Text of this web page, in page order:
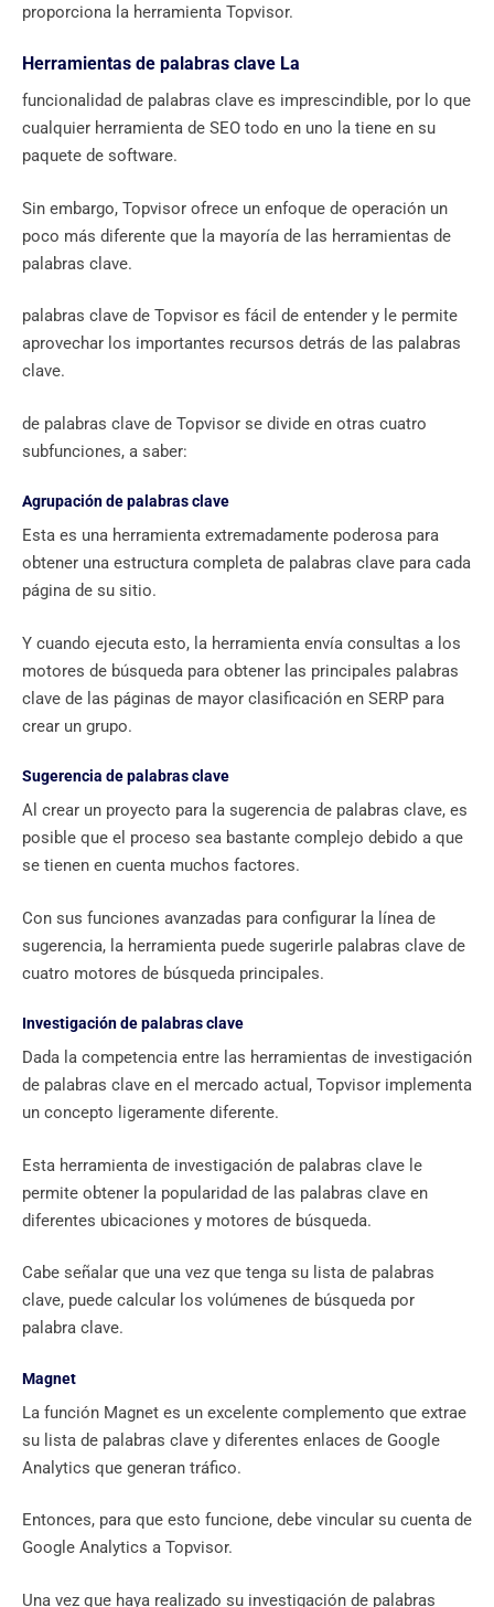
proporciona la herramienta Topvisor.
Herramientas de palabras clave La
funcionalidad de palabras clave es imprescindible, por lo que
cualquier herramienta de SEO todo en uno la tiene en su
paquete de software.
Sin embargo, Topvisor ofrece un enfoque de operación un
poco más diferente que la mayoría de las herramientas de
palabras clave.
palabras clave de Topvisor es fácil de entender y le permite
aprovechar los importantes recursos detrás de las palabras
clave.
de palabras clave de Topvisor se divide en otras cuatro
subfunciones, a saber:
Agrupación de palabras clave
Esta es una herramienta extremadamente poderosa para
obtener una estructura completa de palabras clave para cada
página de su sitio.
Y cuando ejecuta esto, la herramienta envía consultas a los
motores de búsqueda para obtener las principales palabras
clave de las páginas de mayor clasificación en SERP para
crear un grupo.
Sugerencia de palabras clave
Al crear un proyecto para la sugerencia de palabras clave, es
posible que el proceso sea bastante complejo debido a que
se tienen en cuenta muchos factores.
Con sus funciones avanzadas para configurar la línea de
sugerencia, la herramienta puede sugerirle palabras clave de
cuatro motores de búsqueda principales.
Investigación de palabras clave
Dada la competencia entre las herramientas de investigación
de palabras clave en el mercado actual, Topvisor implementa
un concepto ligeramente diferente.
Esta herramienta de investigación de palabras clave le
permite obtener la popularidad de las palabras clave en
diferentes ubicaciones y motores de búsqueda.
Cabe señalar que una vez que tenga su lista de palabras
clave, puede calcular los volúmenes de búsqueda por
palabra clave.
Magnet
La función Magnet es un excelente complemento que extrae
su lista de palabras clave y diferentes enlaces de Google
Analytics que generan tráfico.
Entonces, para que esto funcione, debe vincular su cuenta de
Google Analytics a Topvisor.
Una vez que haya realizado su investigación de palabras